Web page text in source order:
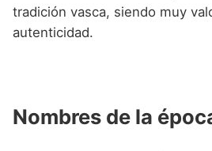
tradición vasca, siendo muy
autenticidad.
Nombres de la